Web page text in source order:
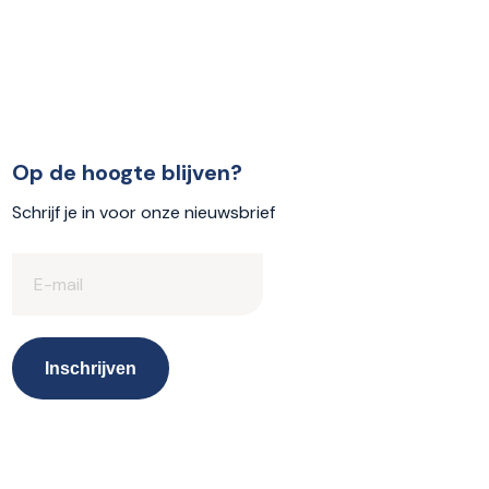
Op de hoogte blijven?
Schrijf je in voor onze nieuwsbrief